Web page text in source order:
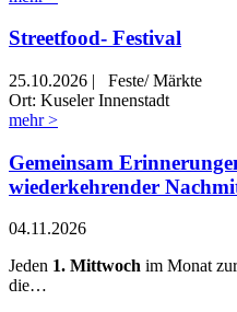
Streetfood- Festival
25.10.2026 |
Feste/ Märkte
Ort: Kuseler Innenstadt
mehr >
Gemeinsam
wiederkehrender
04.11.2026
Jeden 1. Mittwoch im Monat
die…